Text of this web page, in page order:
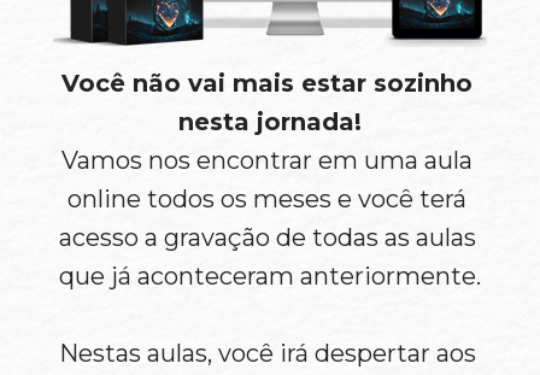
Você não vai mais estar sozinho
nesta jornada!
Vamos nos encontrar em uma aula
online todos os meses e você terá
acesso a gravação de todas as aulas
que já aconteceram anteriormente.
Nestas aulas, você irá despertar aos